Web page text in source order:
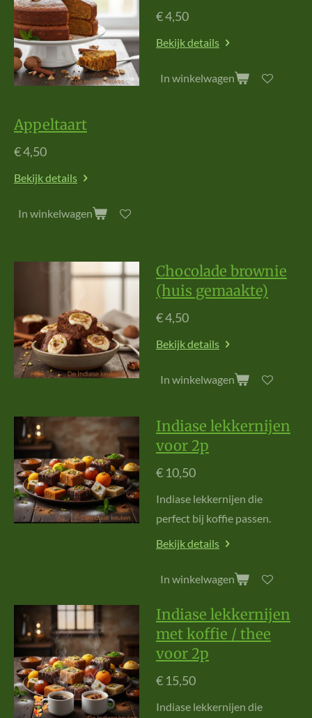
€ 4,50
Bekijk details
In winkelwagen
Appeltaart
€ 4,50
Bekijk details
In winkelwagen
Chocolade brownie
(huis gemaakte)
€ 4,50
Bekijk details
In winkelwagen
Indiase lekkernijen
voor 2p
€ 10,50
Indiase lekkernijen die
perfect bij koffie passen.
Bekijk details
In winkelwagen
Indiase lekkernijen
met koffie / thee
voor 2p
€ 15,50
Indiase lekkernijen die